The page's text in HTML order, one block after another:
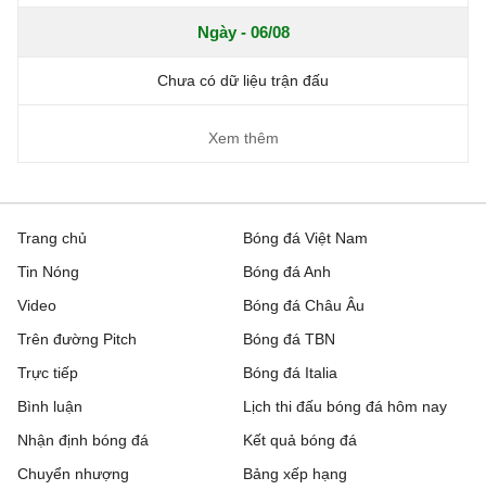
Ngày - 06/08
Chưa có dữ liệu trận đấu
Xem thêm
Trang chủ
Tin Nóng
Video
Trên đường Pitch
Trực tiếp
Bóng đá Việt Nam
Bóng đá Anh
Bóng đá Châu Âu
Bóng đá TBN
Bóng đá Italia
Bình luận
Nhận định bóng đá
Chuyển nhượng
Lịch thi đấu bóng đá hôm nay
Kết quả bóng đá
Bảng xếp hạng